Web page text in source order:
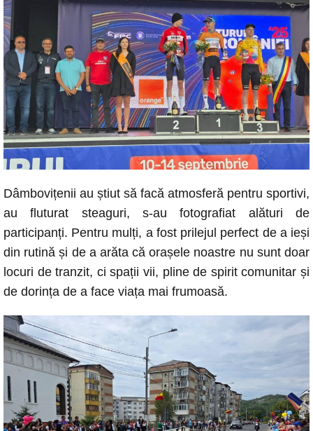
Dâmbovițenii au știut să facă atmosferă pentru sportivi,
au fluturat steaguri, s-au fotografiat alături de
participanți. Pentru mulți, a fost prilejul perfect de a ieși
din rutină și de a arăta că orașele noastre nu sunt doar
locuri de tranzit, ci spații vii, pline de spirit comunitar și
de dorința de a face viața mai frumoasă.